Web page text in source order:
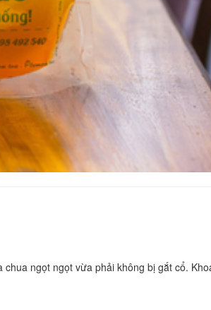
ngọt ngọt vừa phải không bị gắt cổ.